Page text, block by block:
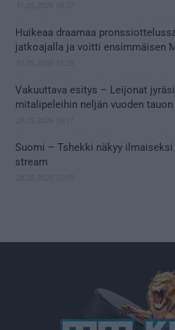
Huikeaa draamaa
jatkoajalla ja voitti ensimmäisen
Vakuuttava esitys – Leijonat
mitalipeleihin neljän vuoden
Suomi – Tshekki näkyy
stream